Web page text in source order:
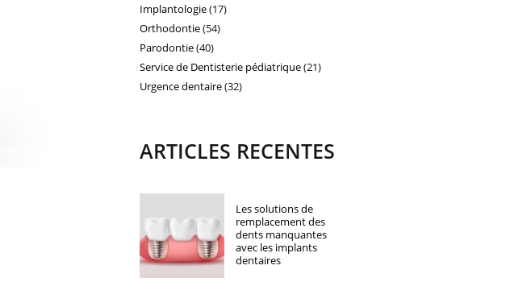
Implantologie(17)
Orthodontie(54)
Parodontie(40)
Service de Dentisterie pédiatrique(21)
Urgence dentaire(32)
ARTICLES RECENTES
Les solutions de
remplacement des
dents manquantes
avec les implants
dentaires